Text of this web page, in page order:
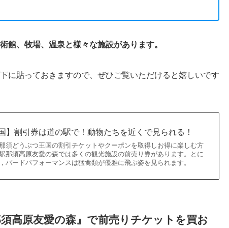
、牧場、温泉と様々な施設があります。
に貼っておきますので、ぜひご覧いただけると嬉しいです
】割引券は道の駅で！動物たちを近くで見られる！
須どうぶつ王国の割引チケットやクーポンを取得しお得に楽しむ方
那須高原友愛の森では多くの観光施設の前売り券があります。とに
バードパフォーマンスは猛禽類が優雅に飛ぶ姿を見られます。
高原友愛の森』で前売りチケットを買お